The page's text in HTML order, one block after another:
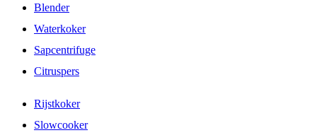
Blender
Waterkoker
Sapcentrifuge
Citruspers
Rijstkoker
Slowcooker